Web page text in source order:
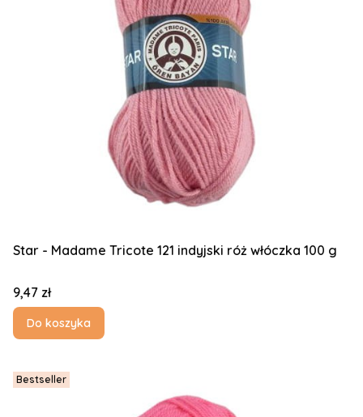
Star - Madame Tricote 121 indyjski róż włóczka 100 g
Cena
9,47 zł
Do koszyka
Bestseller